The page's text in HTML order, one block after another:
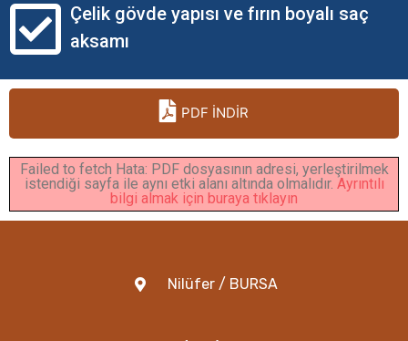
Çelik gövde yapısı ve fırın boyalı saç
aksamı
PDF İNDİR
Failed to fetch Hata: PDF dosyasının adresi, yerleştirilmek
istendiği sayfa ile aynı etki alanı altında olmalıdır. Ayrıntılı
bilgi almak için buraya tıklayın
Nilüfer / BURSA